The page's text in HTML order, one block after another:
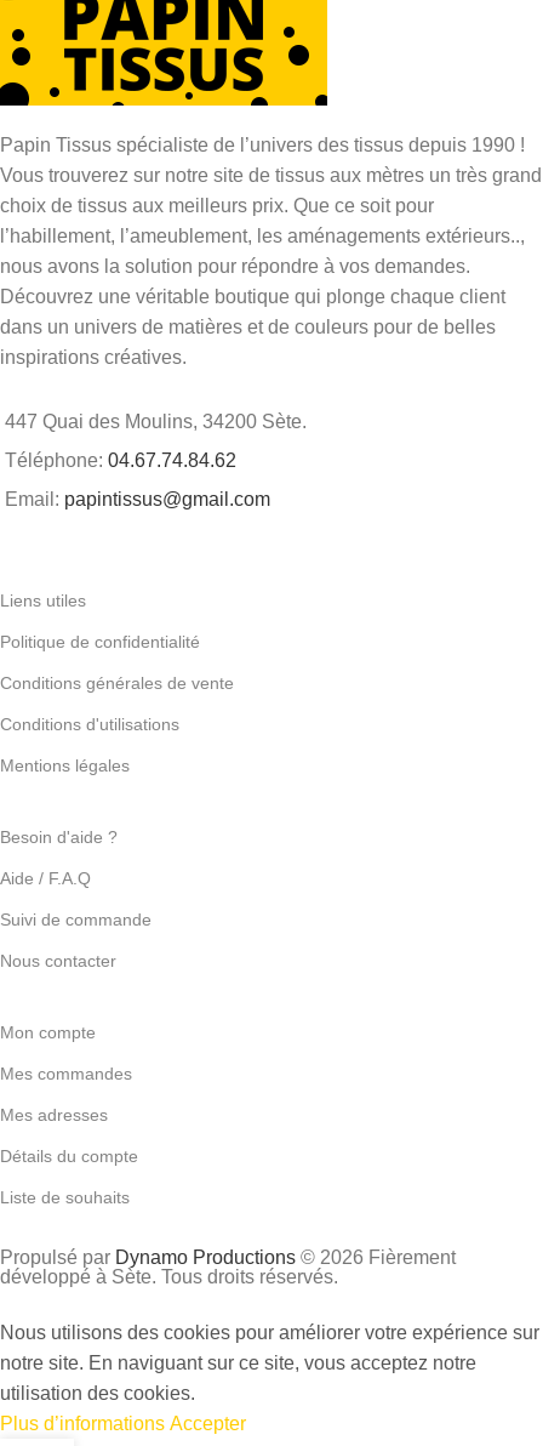
Papin Tissus spécialiste de l’univers des tissus depuis 1990 !
Vous trouverez sur notre site de tissus aux mètres un très grand
choix de tissus aux meilleurs prix. Que ce soit pour
l’habillement, l’ameublement, les aménagements extérieurs..,
nous avons la solution pour répondre à vos demandes.
Découvrez une véritable boutique qui plonge chaque client
dans un univers de matières et de couleurs pour de belles
inspirations créatives.
447 Quai des Moulins, 34200 Sète.
Téléphone: 04.67.74.84.62
Email: papintissus@gmail.com
Liens utiles
Politique de confidentialité
Conditions générales de vente
Conditions d'utilisations
Mentions légales
Besoin d'aide ?
Aide / F.A.Q
Suivi de commande
Nous contacter
Mon compte
Mes commandes
Mes adresses
Détails du compte
Liste de souhaits
Propulsé par Dynamo Productions © 2026 Fièrement
développé à Sète. Tous droits réservés.
Nous utilisons des cookies pour améliorer votre expérience sur
notre site. En naviguant sur ce site, vous acceptez notre
utilisation des cookies.
Plus d’informations Accepter